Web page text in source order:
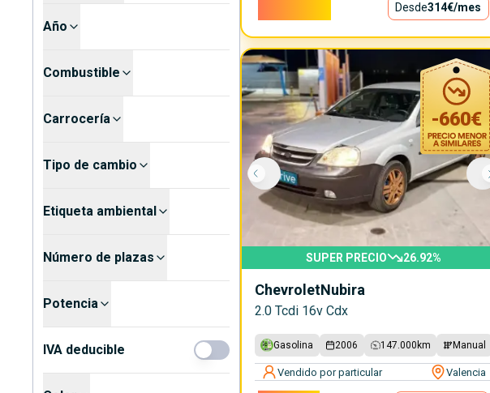
Año
Combustible
Carrocería
Tipo de cambio
Etiqueta ambiental
Número de plazas
Potencia
IVA deducible
Desde314€/mes
-660€
SUPER PRECIO 26.92%
ChevroletNubira
2.0 Tcdi 16v Cdx
Gasolina 2006 147.000 km Manual
Vendido por particular Valencia